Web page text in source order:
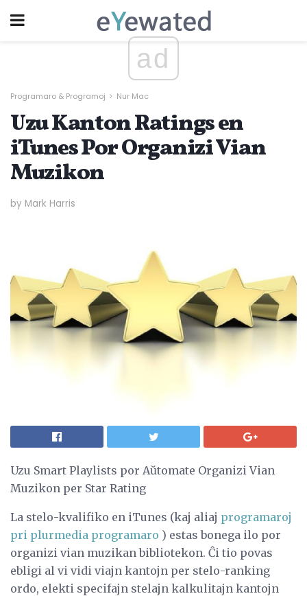
ad
Programaro & Programoj Nur Mac
Uzu Kanton Ratings en
iTunes Por Organizi Vian
Muzikon
by Mark Harris
Uzu Smart Playlists por Aŭtomate Organizi Vian
Muzikon per Star Rating
La stelo-kvalifiko en iTunes (kaj aliaj programaroj
pri plurmedia programaro ) estas bonega ilo por
organizi vian muzikan bibliotekon. Ĉi tio povas
ebligi al vi vidi viajn kantojn per stelo-ranking
ordo, elekti specifajn stelajn kalkulitajn kantojn